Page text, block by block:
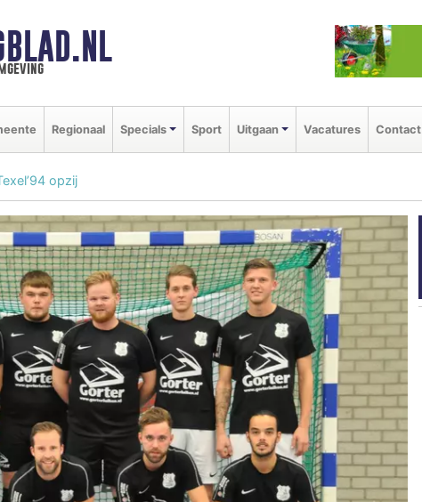
Regionaal Specials Sport Uitgaan Vacatures Contact
opzij